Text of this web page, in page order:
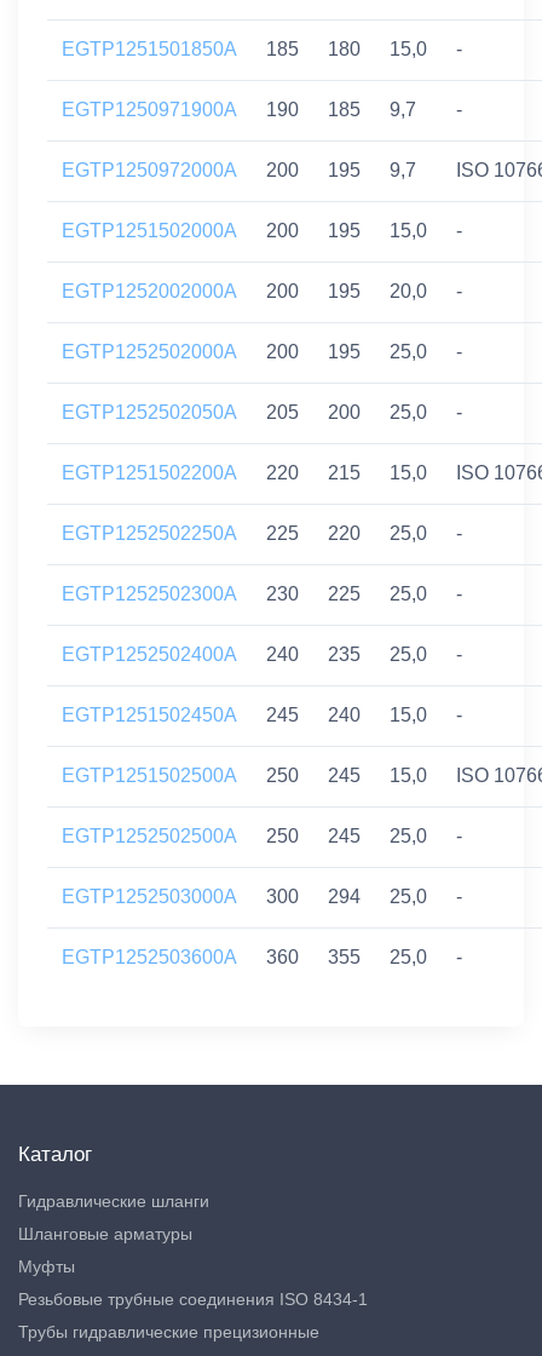
EGTP1251501850A 185 180 15,0 -
EGTP1250971900A 190 185 9,7 -
EGTP1250972000A 200 195 9,7 ISO
EGTP1251502000A 200 195 15,0 -
EGTP1252002000A 200 195 20,0 -
EGTP1252502000A 200 195 25,0 -
EGTP1252502050A 205 200 25,0 -
EGTP1251502200A 220 215 15,0 ISO
EGTP1252502250A 225 220 25,0 -
EGTP1252502300A 230 225 25,0 -
EGTP1252502400A 240 235 25,0 -
EGTP1251502450A 245 240 15,0 -
EGTP1251502500A 250 245 15,0 ISO
EGTP1252502500A 250 245 25,0 -
EGTP1252503000A 300 294 25,0 -
EGTP1252503600A 360 355 25,0 -
Каталог
Гидравлические шланги
Шланговые арматуры
Муфты
Резьбовые трубные соединения ISO 8434-1
Трубы гидравлические прецизионные